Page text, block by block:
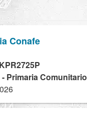
Conafe
Primaria Comunitario